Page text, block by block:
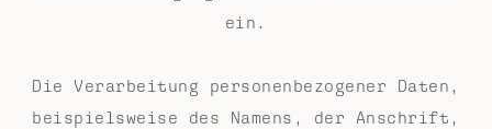
ein.
Die Verarbeitung personenbezogener Daten,
beispielsweise des Namens, der Anschrift,